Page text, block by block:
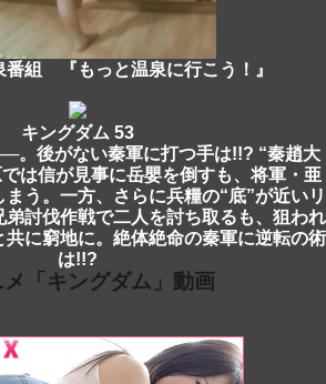
番組 『もっと温泉に行こう！』
キングダム 53
。後がない秦軍に打つ手は!!? “秦趙大
は信が見事に岳嬰を倒すも、将軍・亜
う。一方、さらに兵糧の“底”が近いリ
弟討伐作戦で二人を討ち取るも、狙われ
共に窮地に。絶体絶命の秦軍に逆転の術
は!!?
「キングダム」動画